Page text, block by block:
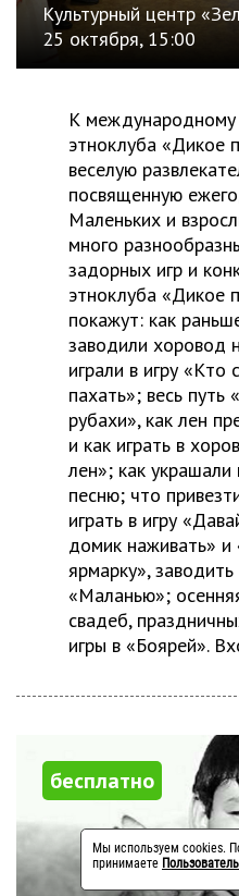
Культурный центр
25 октября, 15:00
К
этноклуба «Дикое
веселую
посвященную
Маленьких и
много
задорных игр и
этноклуба «Дикое
покажут: как
заводили хоровод
играли в игру «Кто
пахать»; весь путь
рубахи», как лен
и как играть в
лен»; как
песню; что
играть в игру
домик наживать»
ярмарку»,
«Маланью»;
свадеб,
игры в «Боярей».
бесплатно
Мы используем cookies.
принимаете